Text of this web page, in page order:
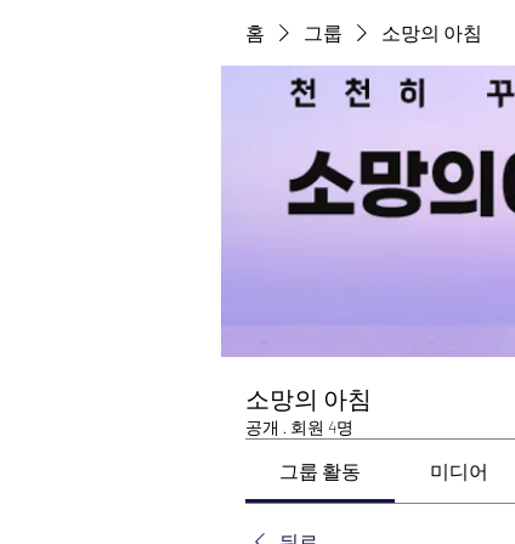
홈 그룹 소망의 아침
소망의 아침
공개 · 회원 4명
그룹 활동 미디어